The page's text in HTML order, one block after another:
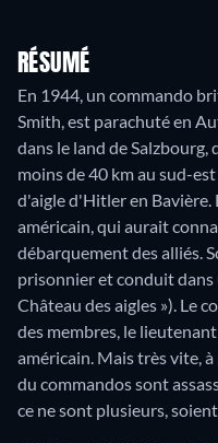
RÉSUMÉ
En 1944, un commando
Smith, est parachuté en
dans le land de Salzbourg,
moins de 40 km au sud-
d'aigle d'Hitler en Bavière.
américain, qui aurait
débarquement des alliés.
prisonnier et conduit dans
Château des aigles »). Le
des membres, le
américain. Mais très vite,
du commandos sont
ce ne sont plusieurs,